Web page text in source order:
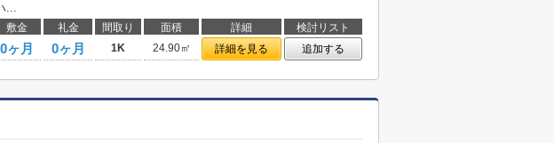
...
敷金 礼金 間取り 面積 詳細
検討リスト
0ヶ月 0ヶ月 1K 24.90㎡ 詳細を見る 追加する